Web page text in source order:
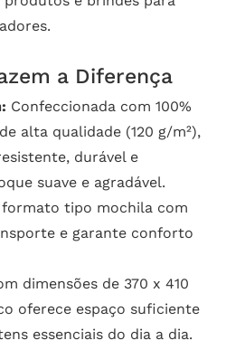
a Diferença
Confeccionada com 100%
alta qualidade (120 g/m²),
durável e
suave e agradável.
formato tipo mochila com
e garante conforto
dimensões de 370 x 410
oferece espaço suficiente
essenciais do dia a dia.